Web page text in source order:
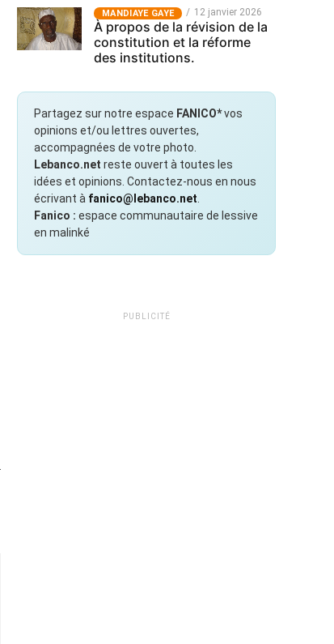
MANDIAYE GAYE 12 janvier 2026
À propos de la révision de la
constitution et la réforme
des institutions.
Partagez sur notre espace FANICO*vos
opinions et/ou lettres ouvertes,
accompagnées de votre photo.
Lebanco.net reste ouvert à toutes les
idées et opinions. Contactez-nous en nous
écrivant à fanico@lebanco.net
Fanico : espace communautaire de lessive
en malinké
PUBLICITÉ